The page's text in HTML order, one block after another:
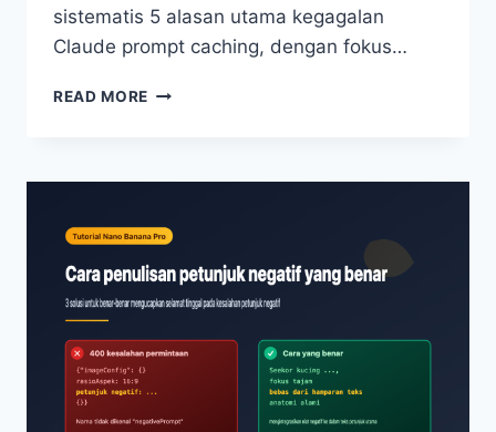
sistematis 5 alasan utama kegagalan
Claude prompt caching, dengan fokus…
READ MORE CLAUDE
TERCAPAI?
PENYEBAB
DAN
PANDUAN
AMBANG
TOKEN
MINIMUM